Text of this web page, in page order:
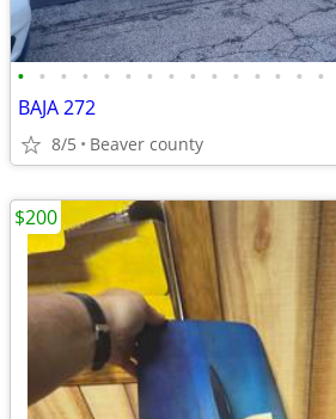
• • • • • • • • • • • • • • •
BAJA 272
8/5 Beaver county
$200